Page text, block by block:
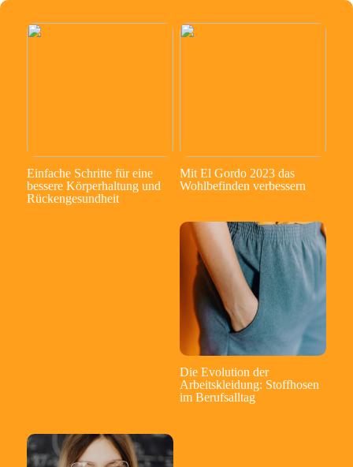
Einfache Schritte für eine
bessere Körperhaltung und
Rückengesundheit
Mit El Gordo 2023 das
Wohlbefinden verbessern
Die Evolution der
Arbeitskleidung: Stoffhosen
im Berufsalltag